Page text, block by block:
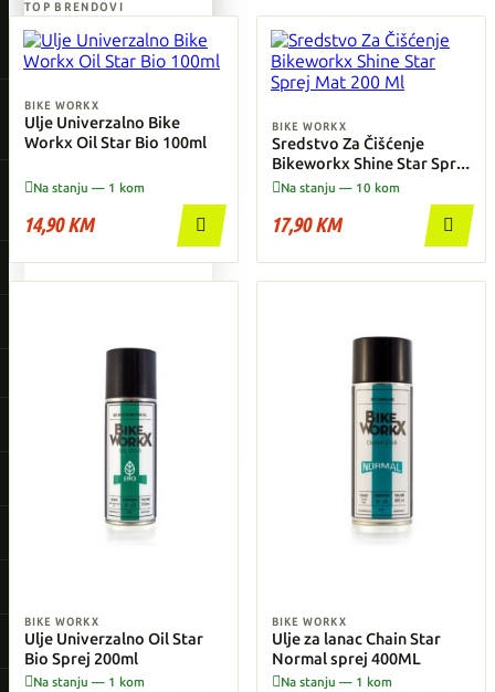
AKCIJA
Pogledaj sve →
TOP BRENDOVI
Giant
Liv
Wahoo
O'Neal
AKCIJA
SNIŽENI MODELI
Pogledaj sve →
BIKE WORKX
Ulje Univerzalno Bike
Workx Oil Star Bio 100ml
Na stanju — 1 kom
14,90 KM 
BIKE WORKX
Sredstvo Za Čišćenje
Bikeworkx Shine Star Sprej
Mat 200 Ml
Na stanju — 10 kom
17,90 KM 
BIKE WORKX
Ulje Univerzalno Oil Star
Bio Sprej 200ml
Na stanju — 1 kom
BIKE WORKX
Ulje za lanac Chain Star
Normal sprej 400ML
Na stanju — 1 kom